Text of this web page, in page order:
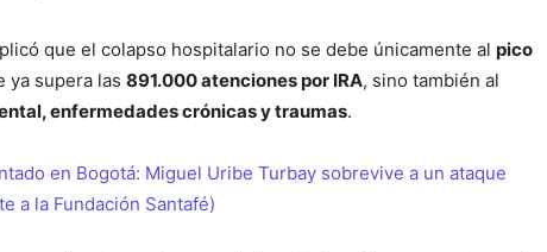
que el colapso hospitalario no se debe únicamente al pico
ya supera las 891.000 atenciones por IRA, sino también al
enfermedades crónicas y traumas.
en Bogotá: Miguel Uribe Turbay sobrevive a un ataque
a la Fundación Santafé)